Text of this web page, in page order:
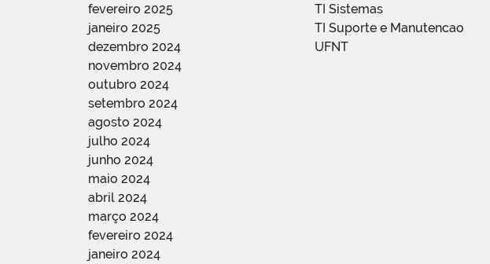
fevereiro 2025
janeiro 2025
dezembro 2024
novembro 2024
outubro 2024
setembro 2024
agosto 2024
julho 2024
junho 2024
maio 2024
abril 2024
março 2024
fevereiro 2024
janeiro 2024
TI Sistemas
TI Suporte e Manutencao
UFNT